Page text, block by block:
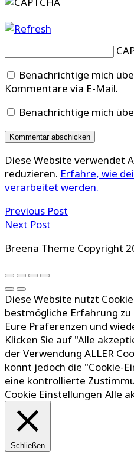
Benachrichtige mich
Kommentare via E-Mail.
Benachrichtige mich
Diese Website verwendet
reduzieren. Erfahre, wie
verarbeitet werden.
Previous Post
Next Post
Breena Theme Copyright
Diese Website nutzt
bestmögliche Erfahrung
Eure Präferenzen und
Klicken Sie auf "Alle
der Verwendung ALLER
könnt jedoch die "Cookie-
eine kontrollierte
Cookie Einstellungen Alle
Schließen